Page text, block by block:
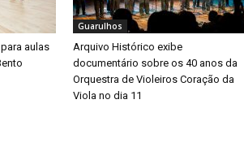
aulas
Guarulhos
Arquivo Histórico exibe
documentário sobre os 40 anos da
Orquestra de Violeiros Coração da
Viola no dia 11